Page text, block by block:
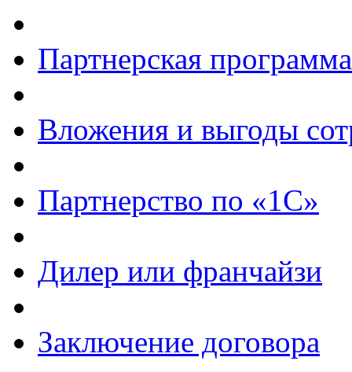
Партнерская программа
Вложения и выгоды
Партнерство по «1С»
Дилер или франчайзи
Заключение договора